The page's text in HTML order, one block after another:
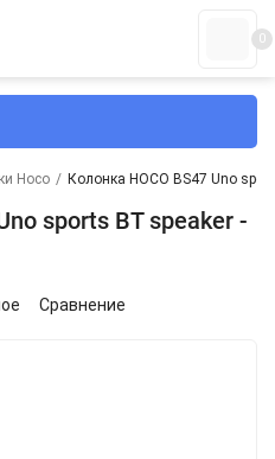
0
Hoco / Колонка HOCO BS47 Uno
sports BT speaker -
Сравнение